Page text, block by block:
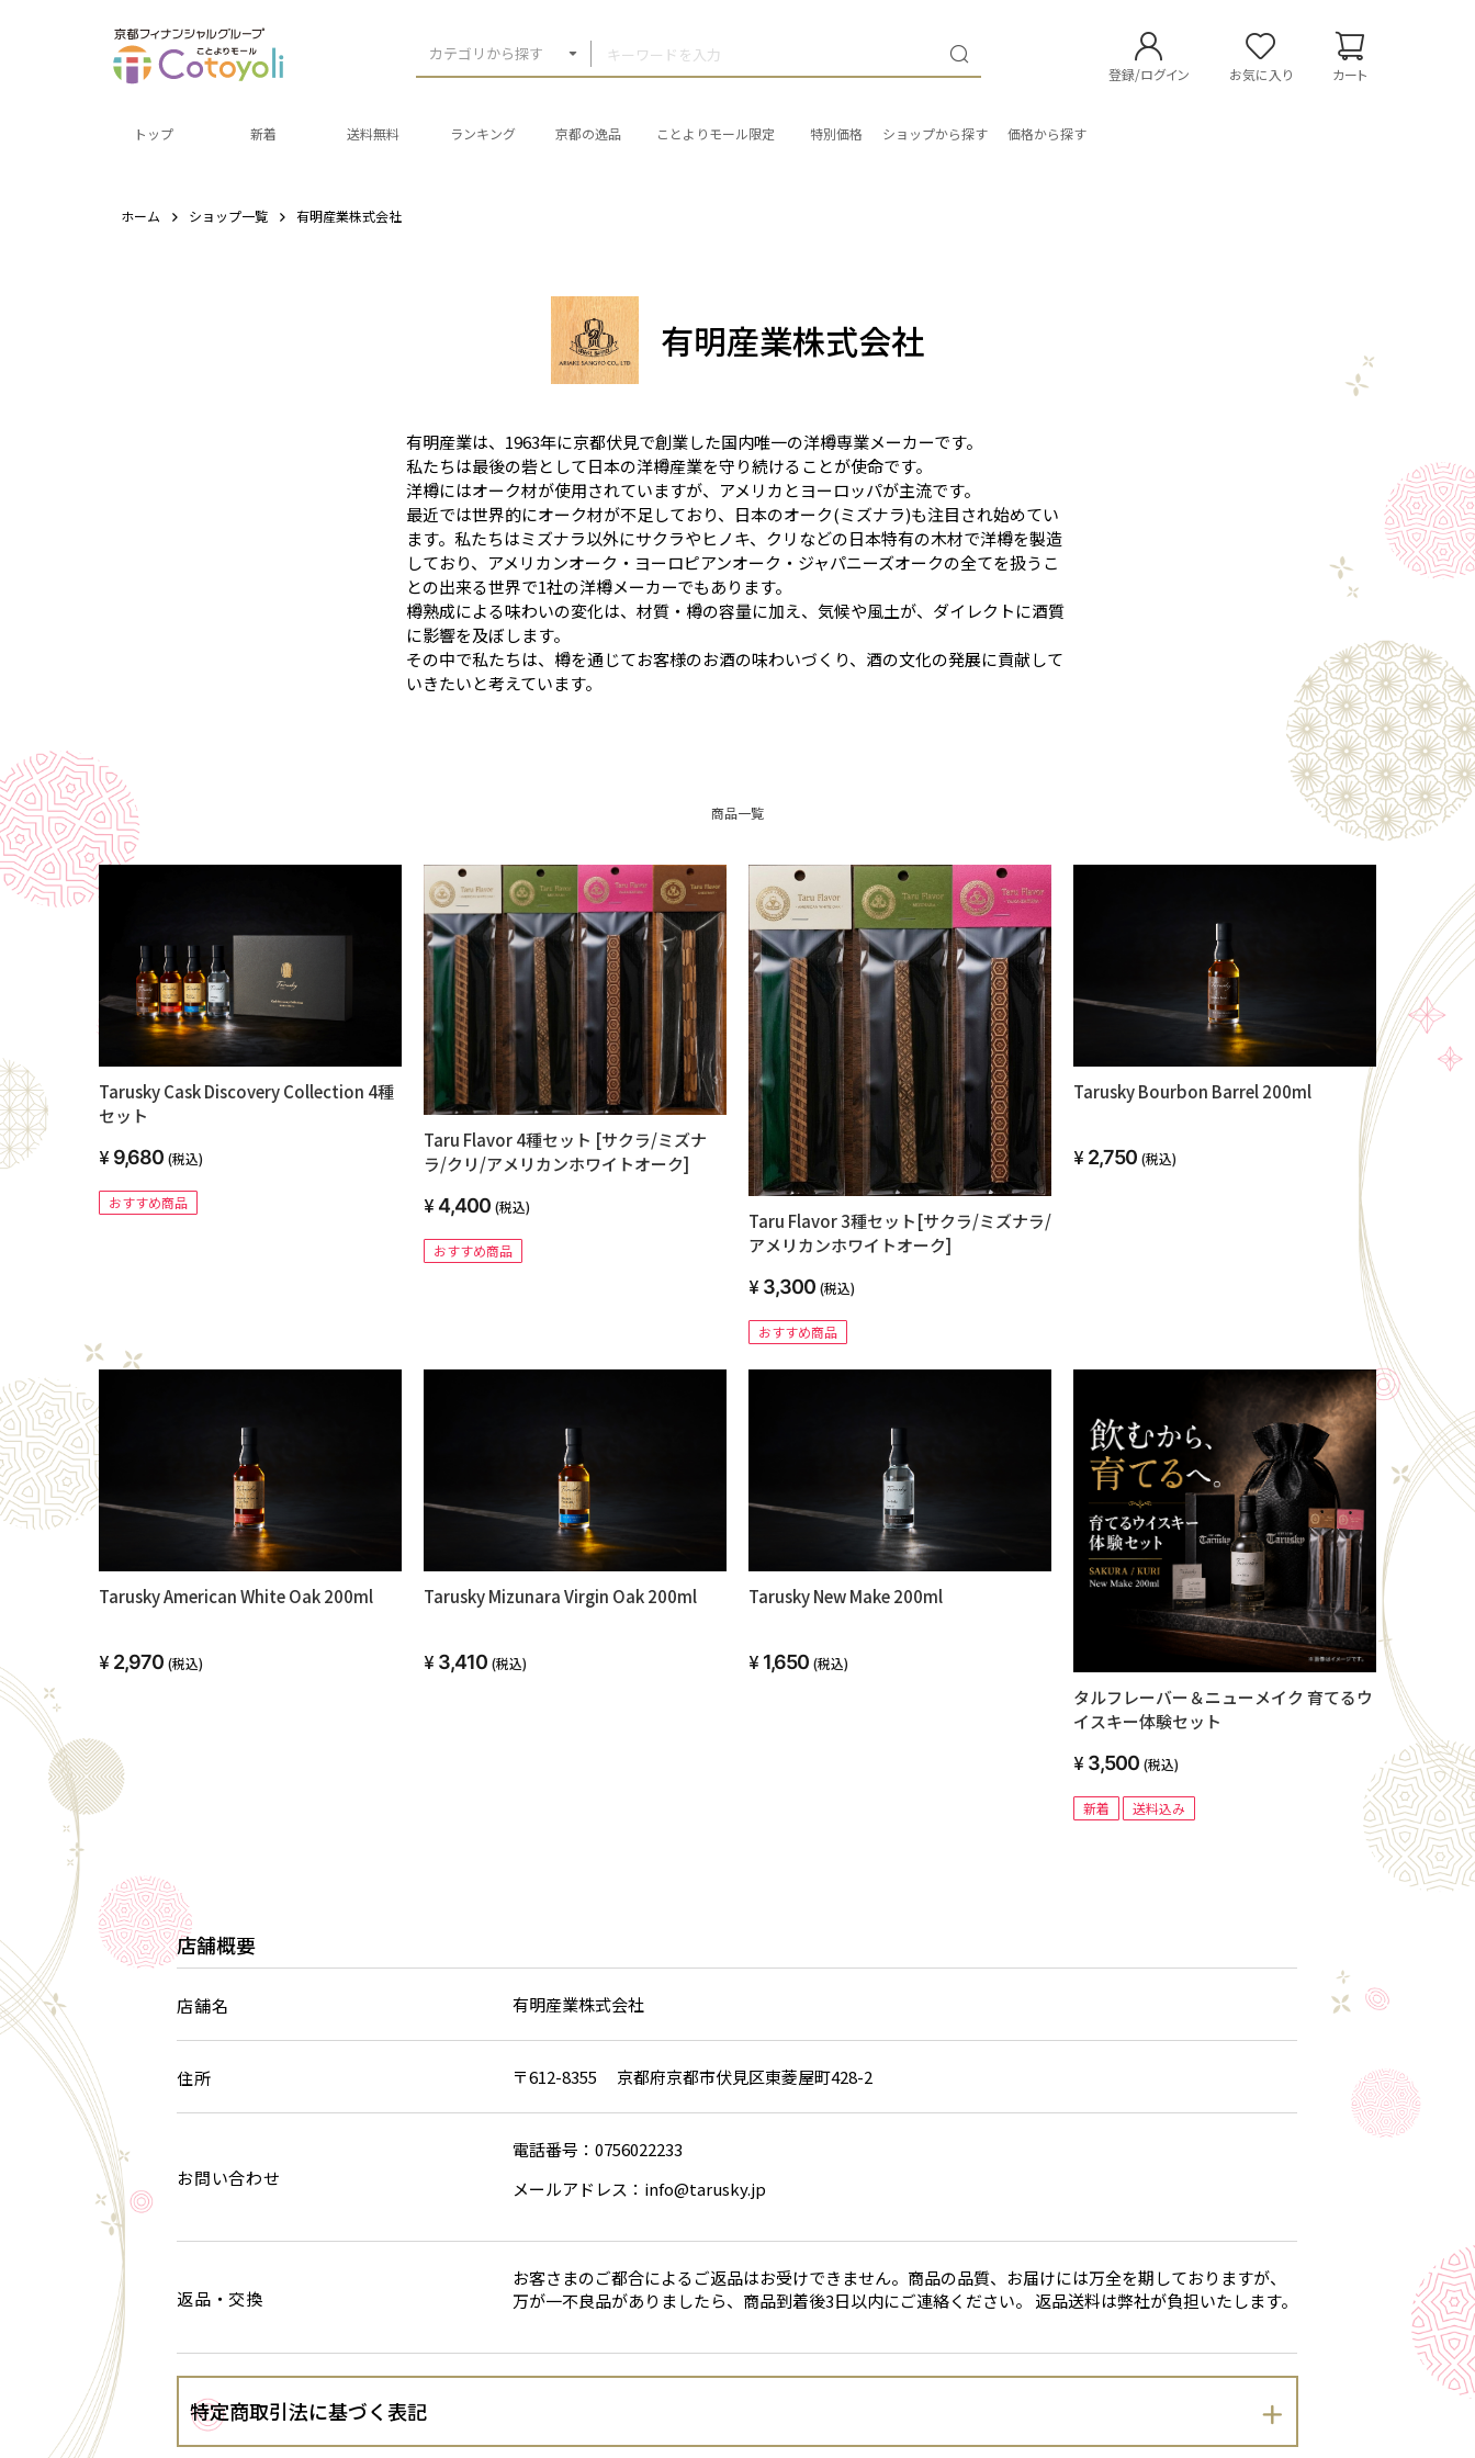
カテゴリから探す
登録/ログイン お気に入り カート
トップ 新着 送料無料 ランキング 京都の逸品 ことよりモール限定 特別価格 ショップから探す 価格から探す
ホーム ショップ一覧 有明産業株式会社
有明産業株式会社
有明産業は、1963年に京都伏見で創業した国内唯一の洋樽専業メーカーです。
私たちは最後の砦として日本の洋樽産業を守り続けることが使命です。
洋樽にはオーク材が使用されていますが、アメリカとヨーロッパが主流です。
最近では世界的にオーク材が不足しており、日本のオーク(ミズナラ)も注目され始めてい
ます。私たちはミズナラ以外にサクラやヒノキ、クリなどの日本特有の木材で洋樽を製造
しており、アメリカンオーク・ヨーロピアンオーク・ジャパニーズオークの全てを扱うこ
との出来る世界で1社の洋樽メーカーでもあります。
樽熟成による味わいの変化は、材質・樽の容量に加え、気候や風土が、ダイレクトに酒質
に影響を及ぼします。
その中で私たちは、樽を通じてお客様のお酒の味わいづくり、酒の文化の発展に貢献して
いきたいと考えています。
商品一覧
Tarusky Cask Discovery Collection 4種
セット
9,680 (税込)
おすすめ商品
Taru Flavor 4種セット [サクラ/ミズナ
ラ/クリ/アメリカンホワイトオーク]
4,400 (税込)
おすすめ商品
Taru Flavor 3種セット[サクラ/ミズナラ/
アメリカンホワイトオーク]
3,300 (税込)
おすすめ商品
Tarusky Bourbon Barrel 200ml
2,750 (税込)
Tarusky American White Oak 200ml
2,970 (税込)
Tarusky Mizunara Virgin Oak 200ml
3,410 (税込)
Tarusky New Make 200ml
1,650 (税込)
タルフレーバー＆ニューメイク 育てるウ
イスキー体験セット
3,500 (税込)
新着 送料込み
店舗概要
店舗名 有明産業株式会社
住所 〒612-8355 京都府京都市伏見区東菱屋町428-2
お問い合わせ
電話番号：0756022233
メールアドレス：info@tarusky.jp
返品・交換
お客さまのご都合によるご返品はお受けできません。商品の品質、お届けには万全を期しておりますが、
万が一不良品がありましたら、商品到着後3日以内にご連絡ください。 返品送料は弊社が負担いたします。
特定商取引法に基づく表記